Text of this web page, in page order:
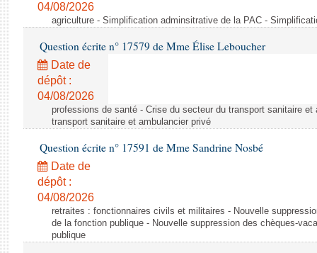
Comptes rendus des débats
04/08/2026
agriculture - Simplification adminsitrative de la PAC -
Question écrite n° 17579 de Mme Élise Leboucher
Date de
dépôt :
04/08/2026
professions de santé - Crise du secteur du transport sanitaire
transport sanitaire et ambulancier privé
Question écrite n° 17591 de Mme Sandrine Nosbé
Date de
dépôt :
04/08/2026
retraites : fonctionnaires civils et militaires - Nouvelle
de la fonction publique - Nouvelle suppression des chèques-
publique